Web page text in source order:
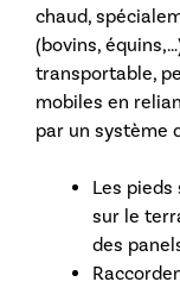
chaud,
(bovins,
transportable,
mobiles en
par un système
Les
sur le
des